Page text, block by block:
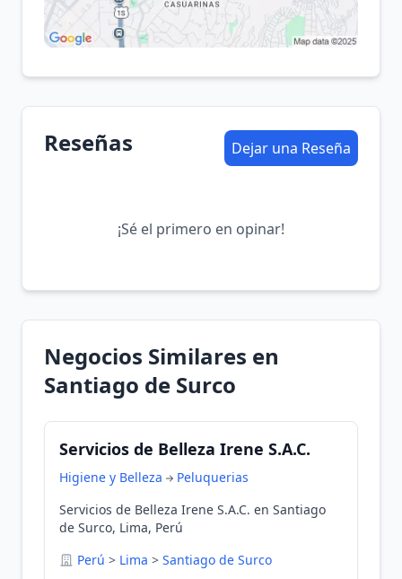
Reseñas Dejar una Reseña
¡Sé el primero en opinar!
Negocios Similares en
Santiago de Surco
Servicios de Belleza Irene S.A.C.
Higiene y Belleza
Peluquerias
Servicios de Belleza Irene S.A.C. en Santiago
de Surco, Lima, Perú
Perú > Lima > Santiago de Surco